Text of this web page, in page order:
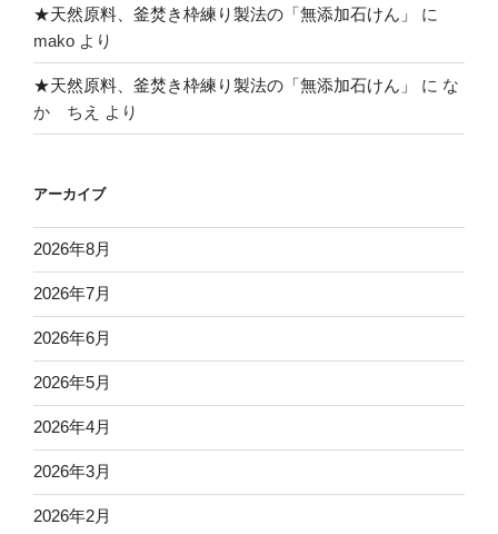
★天然原料、釜焚き枠練り製法の「無添加石けん」
に
mako より
★天然原料、釜焚き枠練り製法の「無添加石けん」 に な
か ちえ
より
アーカイブ
2026年8月
2026年7月
2026年6月
2026年5月
2026年4月
2026年3月
2026年2月